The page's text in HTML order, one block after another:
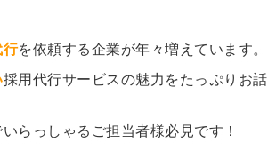
行を依頼する企業が年々増えています。
採用代行サービスの魅力をたっぷりお
らっしゃるご担当者様必見です！